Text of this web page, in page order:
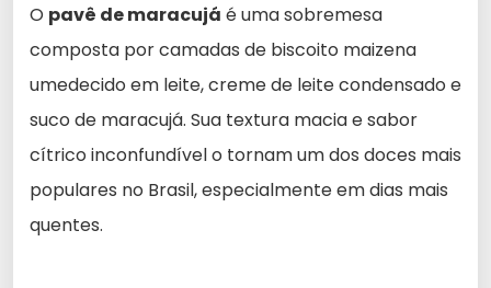
O pavê de maracujá é uma sobremesa
composta por camadas de biscoito maizena
umedecido em leite, creme de leite condensado e
suco de maracujá. Sua textura macia e sabor
cítrico inconfundível o tornam um dos doces mais
populares no Brasil, especialmente em dias mais
quentes.